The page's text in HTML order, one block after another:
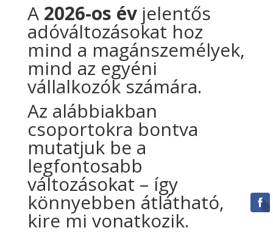
A 2026-os évjelentős
adóváltozásokat hoz
mind a magánszemélyek,
mind az egyéni
vállalkozók számára.
Az alábbiakban
csoportokra bontva
mutatjuk be a
legfontosabb
változásokat – így
könnyebben átlátható,
kire mi vonatkozik.